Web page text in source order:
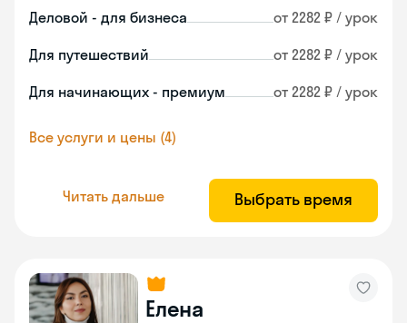
Деловой - для бизнеса от 2282 ₽ / урок
Для путешествий от 2282 ₽ / урок
Для начинающих - премиум от 2282 ₽ / урок
Все услуги и цены (4)
Читать дальше Выбрать время
Елена